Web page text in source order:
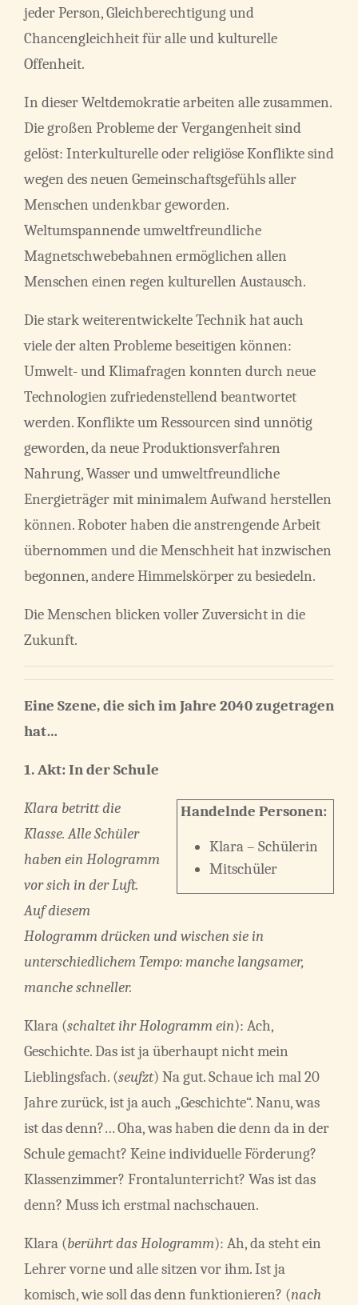
jeder Person, Gleichberechtigung und
Chancengleichheit für alle und kulturelle
Offenheit.
In dieser Weltdemokratie arbeiten alle zusammen.
Die großen Probleme der Vergangenheit sind
gelöst: Interkulturelle oder religiöse Konflikte sind
wegen des neuen Gemeinschaftsgefühls aller
Menschen undenkbar geworden.
Weltumspannende umweltfreundliche
Magnetschwebebahnen ermöglichen allen
Menschen einen regen kulturellen Austausch.
Die stark weiterentwickelte Technik hat auch
viele der alten Probleme beseitigen können:
Umwelt- und Klimafragen konnten durch neue
Technologien zufriedenstellend beantwortet
werden. Konflikte um Ressourcen sind unnötig
geworden, da neue Produktionsverfahren
Nahrung, Wasser und umweltfreundliche
Energieträger mit minimalem Aufwand herstellen
können. Roboter haben die anstrengende Arbeit
übernommen und die Menschheit hat inzwischen
begonnen, andere Himmelskörper zu besiedeln.
Die Menschen blicken voller Zuversicht in die
Zukunft.
Eine Szene, die sich im Jahre 2040 zugetragen
hat…
1. Akt: In der Schule
Handelnde Personen:
Klara – Schülerin
Mitschüler
Klara betritt die
Klasse. Alle Schüler
haben ein Hologramm
vor sich in der Luft.
Auf diesem
Hologramm drücken und wischen sie in
unterschiedlichem Tempo: manche langsamer,
manche schneller.
Klara (schaltet ihr Hologramm ein): Ach,
Geschichte. Das ist ja überhaupt nicht mein
Lieblingsfach. (seufzt) Na gut. Schaue ich mal 20
Jahre zurück, ist ja auch „Geschichte“. Nanu, was
ist das denn?… Oha, was haben die denn da in der
Schule gemacht? Keine individuelle Förderung?
Klassenzimmer? Frontalunterricht? Was ist das
denn? Muss ich erstmal nachschauen.
Klara (berührt das Hologramm): Ah, da steht ein
Lehrer vorne und alle sitzen vor ihm. Ist ja
komisch, wie soll das denn funktionieren? (nach